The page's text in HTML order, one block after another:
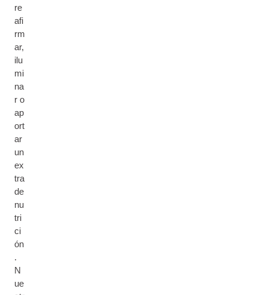
re
afi
rm
ar,
ilu
mi
na
r o
ap
ort
ar
un
ex
tra
de
nu
tri
ci
ón
.
N
ue